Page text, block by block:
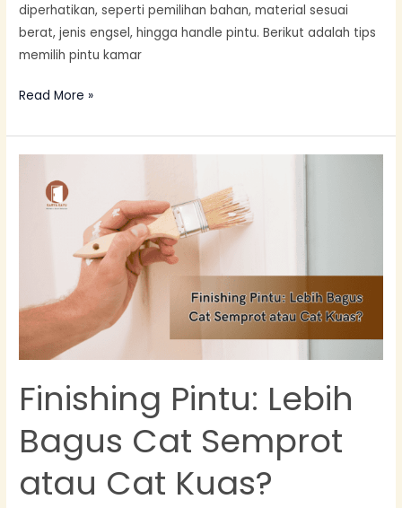
diperhatikan, seperti pemilihan bahan, material sesuai
berat, jenis engsel, hingga handle pintu. Berikut adalah tips
memilih pintu kamar
Read More »
Finishing Pintu: Lebih
Bagus Cat Semprot
atau Cat Kuas?
Pintu:
Lebih
atau
Kuas?